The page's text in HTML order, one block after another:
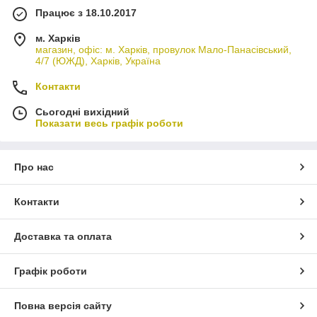
Працює з 18.10.2017
м. Харків
магазин, офіс: м. Харків, провулок Мало-Панасівський,
4/7 (ЮЖД), Харків, Україна
Контакти
Сьогодні вихідний
Показати весь графік роботи
Про нас
Контакти
Доставка та оплата
Графік роботи
Повна версія сайту